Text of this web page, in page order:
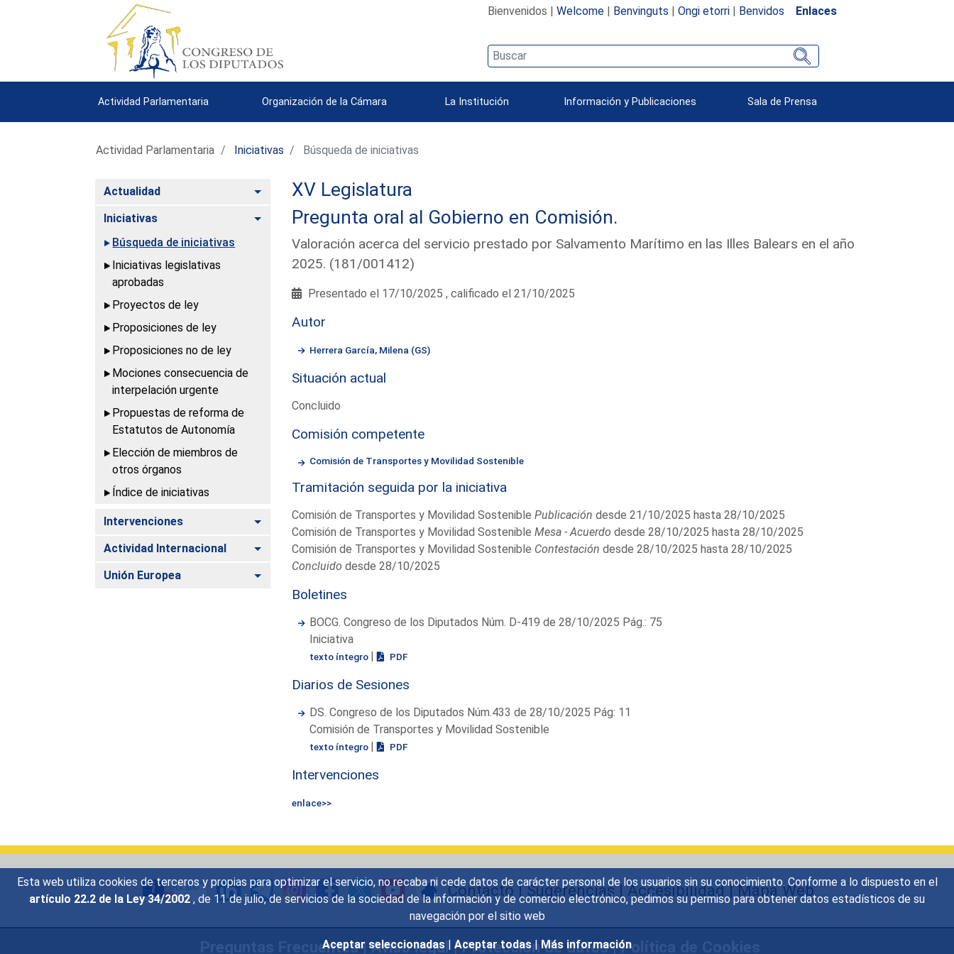
Esta web utiliza cookies de terceros y propias para optimizar el servicio, no recaba ni cede datos de carácter personal de los usuarios sin su conocimiento. Conforme a lo dispuesto en el
artículo 22.2 de la Ley 34/2002 , de 11 de julio, de servicios de la sociedad de la información y de comercio electrónico, pedimos su permiso para obtener datos estadísticos de su
navegación por el sitio web
Aceptar seleccionadas | Aceptar todas | Más información
Bienvenidos | Welcome| Benvinguts | Ongi etorri| Benvidos Enlaces
Actividad Parlamentaria Organización de la Cámara La Institución Información y Publicaciones Sala de Prensa
Actividad Parlamentaria Iniciativas Búsqueda de iniciativas
Actualidad Alternar
Iniciativas
Alternar
Búsqueda de iniciativas
Iniciativas legislativas
aprobadas
Proyectos de ley
Proposiciones de ley
Proposiciones no de ley
Mociones consecuencia de
interpelación urgente
Propuestas de reforma de
Estatutos de Autonomía
Elección de miembros de
otros órganos
Índice de iniciativas
Intervenciones Alternar
Actividad Internacional Alternar
Unión Europea Alternar
XV Legislatura
Pregunta oral al Gobierno en Comisión.
Valoración acerca del servicio prestado por Salvamento Marítimo en las Illes Balears en el año
2025. (181/001412)
Presentado el 17/10/2025 , calificado el 21/10/2025
Autor
Herrera García, Milena (GS)
Situación actual
Concluido
Comisión competente
Comisión de Transportes y Movilidad Sostenible
Tramitación seguida por la iniciativa
Comisión de Transportes y Movilidad Sostenible Publicación desde 21/10/2025 hasta 28/10/2025
Comisión de Transportes y Movilidad Sostenible Mesa - Acuerdo desde 28/10/2025 hasta 28/10/2025
Comisión de Transportes y Movilidad Sostenible Contestación desde 28/10/2025 hasta 28/10/2025
Concluido desde 28/10/2025
Boletines
BOCG. Congreso de los Diputados Núm. D-419 de 28/10/2025 Pág.: 75
Iniciativa
texto íntegro | PDF
Diarios de Sesiones
DS. Congreso de los Diputados Núm.433 de 28/10/2025 Pág: 11
Comisión de Transportes y Movilidad Sostenible
texto íntegro | PDF
Intervenciones
enlace>>
Contacto|Sugerencias|Accesibilidad|Mapa Web
Preguntas Frecuentes|Aviso legal|Protección de datos|Política de Cookies